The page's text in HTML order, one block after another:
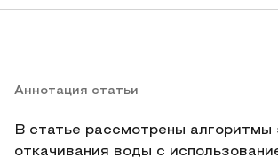
Аннотация статьи
В статье рассмотрены алгоритмы
откачивания воды с